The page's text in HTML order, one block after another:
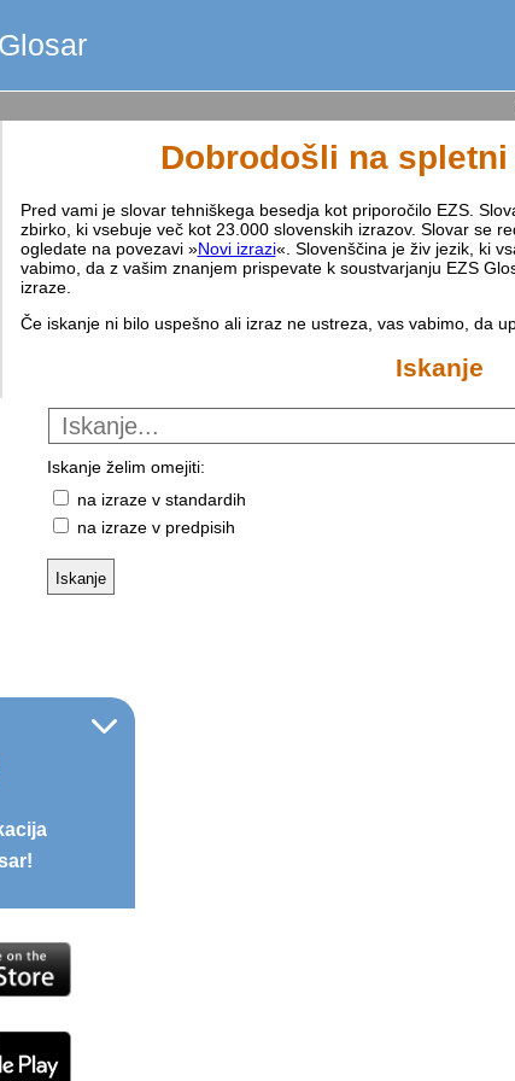
Dobrodošli na
Pred vami je slovar tehniškega besedja kot priporočilo EZS.
zbirko, ki vsebuje več kot 23.000 slovenskih izrazov. Slovar se
ogledate na povezavi »Novi izrazi«. Slovenščina je živ jezik, ki
vabimo, da z vašim znanjem prispevate k soustvarjanju EZS
izraze.
Če iskanje ni bilo uspešno ali izraz ne ustreza, vas vabimo, da
Iskanje
Iskanje želim omejiti:
na izraze v standardih
na izraze v predpisih